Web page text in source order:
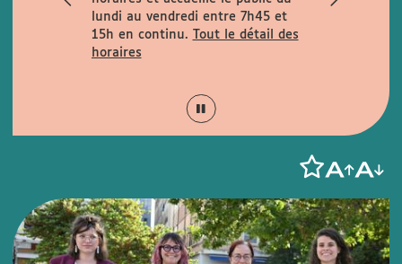
lundi au vendredi entre 7h45 et
15h en continu.
Tout le détail des
horaires